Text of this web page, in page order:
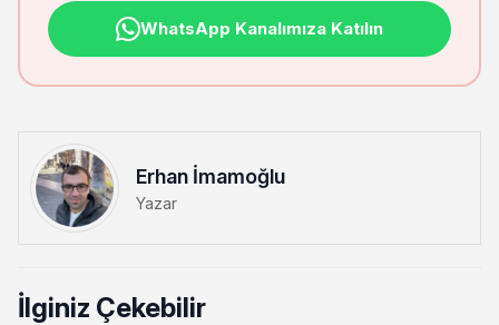
WhatsApp Kanalımıza Katılın
Erhan İmamoğlu
Yazar
İlginiz Çekebilir